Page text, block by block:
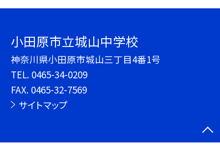
小田原市立城山中学校
神奈川県小田原市城山三丁目4番1号
TEL. 0465-34-0209
FAX. 0465-32-7569
サイトマップ